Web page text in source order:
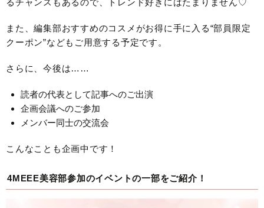
るチャンスもあるので、トレンド好きにはたまりません♡
また、編集部おすすめのコスメがお得に手に入る“部員限定
クーポン”などもご用意する予定です。
さらに、今後は……
読者の代表として記事へのご出演
企画会議へのご参加
メンバー同士の交流会
こんなことも企画中です！
4MEEE美容部参加のイベントの一部をご紹介！